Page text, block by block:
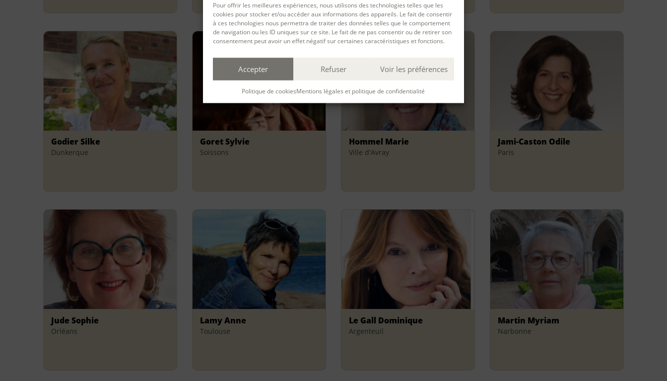
Pour offrir les meilleures expériences, nous utilisons des technologies telles que les
cookies pour stocker et/ou accéder aux informations des appareils. Le fait de consentir
à ces technologies nous permettra de traiter des données telles que le comportement
de navigation ou les ID uniques sur ce site. Le fait de ne pas consentir ou de retirer son
consentement peut avoir un effet négatif sur certaines caractéristiques et fonctions.
Accepter Refuser Voir les préférences
Politique de cookiesMentions légales et politique de confidentialité
Godier Silke
Dunkerque
Goret Sylvie
Soissons
Hommel Marie
Ville d'Avray
Jami-Caston Odile
Paris
Jude Sophie
Orléans
Lamy Anne
Toulouse
Le Gall Dominique
Argenteuil
Martin Myriam
Narbonne